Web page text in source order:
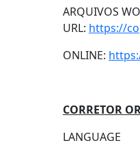
ARQUIVOS
URL: https://
ONLINE:
CORRETOR
LANGUAGE